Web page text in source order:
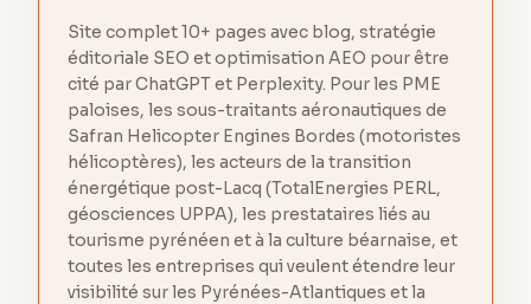
Site complet 10+ pages avec blog, stratégie
éditoriale SEO et optimisation AEO pour être
cité par ChatGPT et Perplexity. Pour les PME
paloises, les sous-traitants aéronautiques de
Safran Helicopter Engines Bordes (motoristes
hélicoptères), les acteurs de la transition
énergétique post-Lacq (TotalEnergies PERL,
géosciences UPPA), les prestataires liés au
tourisme pyrénéen et à la culture béarnaise, et
toutes les entreprises qui veulent étendre leur
visibilité sur les Pyrénées-Atlantiques et la